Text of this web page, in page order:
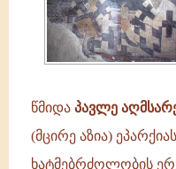
წმიდა პავლე
(მცირე აზია)
ხატმებრძოლობის